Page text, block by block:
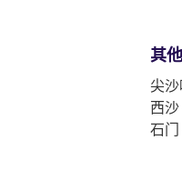
其
尖
西
石